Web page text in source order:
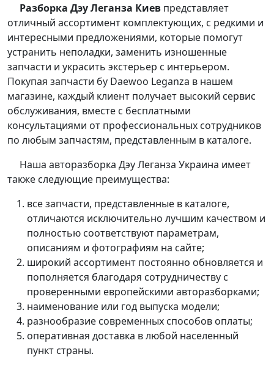
Разборка Дэу Леганза Киев представляет
отличный ассортимент комплектующих, с редкими и
интересными предложениями, которые помогут
устранить неполадки, заменить изношенные
запчасти и украсить экстерьер с интерьером.
Покупая запчасти бу Daewoo Leganza в нашем
магазине, каждый клиент получает высокий сервис
обслуживания, вместе с бесплатными
консультациями от профессиональных сотрудников
по любым запчастям, представленным в каталоге.
Наша авторазборка Дэу Леганза Украина имеет
также следующие преимущества:
все запчасти, представленные в каталоге,
отличаются исключительно лучшим качеством и
полностью соответствуют параметрам,
описаниям и фотографиям на сайте;
широкий ассортимент постоянно обновляется и
пополняется благодаря сотрудничеству с
проверенными европейскими авторазборками;
наименование или год выпуска модели;
разнообразие современных способов оплаты;
оперативная доставка в любой населенный
пункт страны.